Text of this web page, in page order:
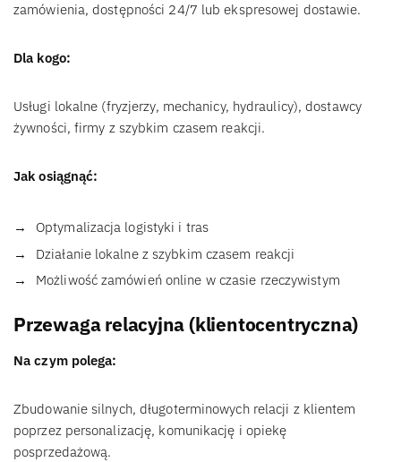
zamówienia, dostępności 24/7 lub ekspresowej dostawie.
Dla kogo:
Usługi lokalne (fryzjerzy, mechanicy, hydraulicy), dostawcy
żywności, firmy z szybkim czasem reakcji.
Jak osiągnąć:
Optymalizacja logistyki i tras
Działanie lokalne z szybkim czasem reakcji
Możliwość zamówień online w czasie rzeczywistym
Przewaga relacyjna (klientocentryczna)
Na czym polega:
Zbudowanie silnych, długoterminowych relacji z klientem
poprzez personalizację, komunikację i opiekę
posprzedażową.